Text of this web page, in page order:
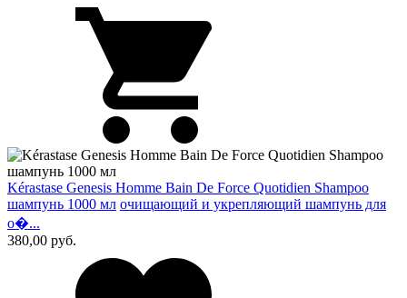
Kérastase Genesis Homme Bain De Force Quotidien Shampoo
шампунь 1000 мл очищающий и укрепляющий шампунь для
о�...
380,00 руб.